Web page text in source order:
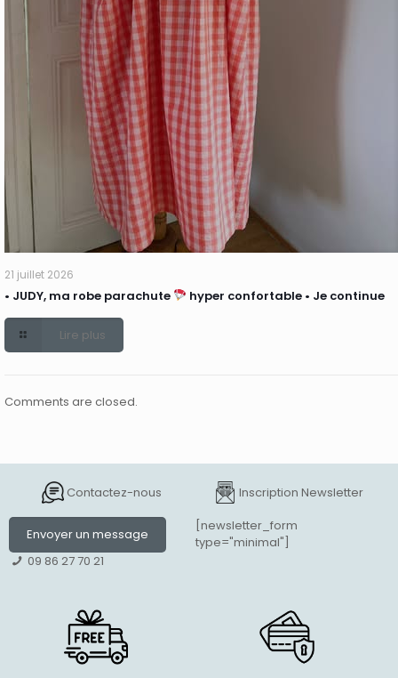
21 juillet 2026
• JUDY, ma robe parachute hyper confortable • Je continue
Lire plus
Comments are closed.
Contactez-nous
Envoyer un message
09 86 27 70 21
Inscription Newsletter
[newsletter_form
type="minimal"]